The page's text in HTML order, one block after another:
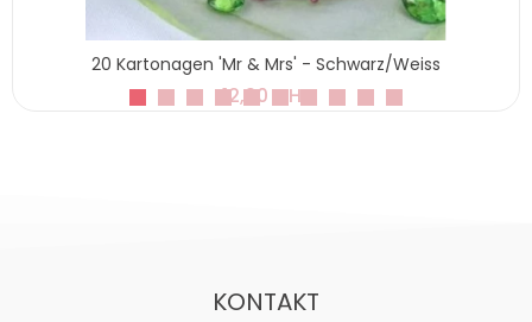
20 Kartonagen 'Mr & Mrs' - Schwarz/Weiss
12,90 CHF
KONTAKT